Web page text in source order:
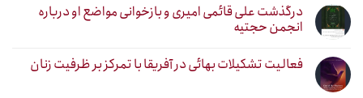
درگذشت علی قائمی امیری و بازخوانی مواضع او درباره
انجمن حجتیه
فعالیت تشکیلات بهائی در آفریقا با تمرکز بر ظرفیت زنان